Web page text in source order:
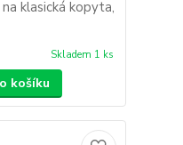
klasická kopyta,
Skladem 1 ks
košíku